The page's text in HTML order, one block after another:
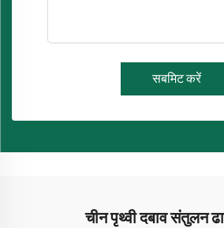
सबमिट करें
चीन पृथ्वी दबाव संतुलन